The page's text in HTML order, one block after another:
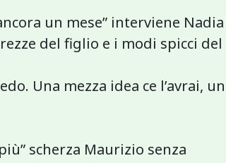
un mese” interviene Nadia
del figlio e i modi spicci del
Una mezza idea ce l’avrai, un
scherza Maurizio senza